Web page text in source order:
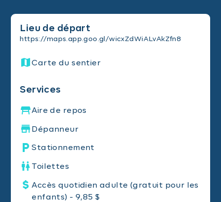
Lieu de départ
https://maps.app.goo.gl/wicxZdWiALvAkZfn8
Carte du sentier
Services
Aire de repos
Dépanneur
Stationnement
Toilettes
Accès quotidien adulte (gratuit pour les
enfants) - 9,85 $